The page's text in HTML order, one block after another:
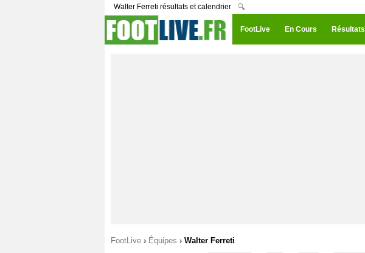
Walter Ferreti résultats et calendrier 🔍
FootLive En Cours Résultats
FootLive › Équipes › Walter Ferreti